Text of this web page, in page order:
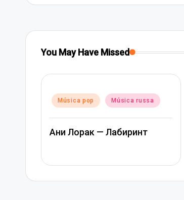
You May Have Missed
Posted
Música pop Música russa
Ани Лорак — Лабиринт